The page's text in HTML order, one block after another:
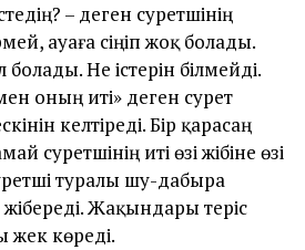
– деген суретшінің
ауаға сіңіп жоқ болады.
Не істерін білмейді.
оның иті» деген сурет
келтіреді. Бір қарасаң
суретшінің иті өзі жібіне өзі
туралы шу-дабыра
жібереді. Жақындары теріс
жек көреді.